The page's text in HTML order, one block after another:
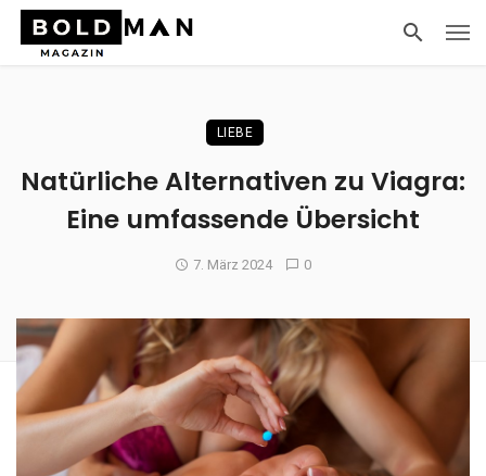
LIEBE
Natürliche Alternativen zu Viagra:
Eine umfassende Übersicht
7. März 2024 0